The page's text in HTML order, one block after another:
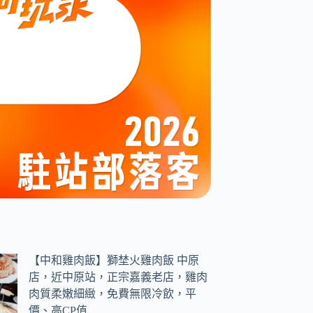
【中和雞肉飯】獅埜火雞肉飯 中原
店，近中原站，正宗嘉義老店，雞肉
肉質柔嫩細緻，免費無限冷飲，平
價、高CP值